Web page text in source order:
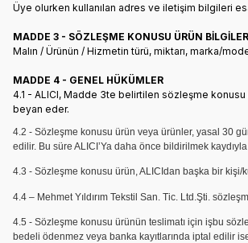
Üye olurken kullanılan adres ve iletişim bilgileri
MADDE 3 - SÖZLEŞME KONUSU ÜRÜN
Malın / Ürünün / Hizmetin türü, miktarı, marka/
MADDE 4 - GENEL HÜKÜMLER
4.1 - ALICI, Madde 3te belirtilen sözleşme
beyan eder.
4.2 - Sözleşme konusu ürün veya ürünler, yasal 30
edilir. Bu süre ALICI’Ya daha önce bildirilmek
4.3 - Sözleşme konusu ürün, ALICIdan başka bir kişi/
4.4 – Mehmet Yıldırım Tekstil San. Tic. Ltd.Şti.
4.5 - Sözleşme konusu ürünün teslimatı için işbu
bedeli ödenmez veya banka kayıtlarında iptal edilir